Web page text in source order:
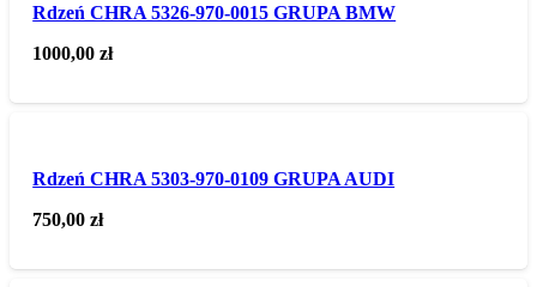
Rdzeń CHRA 5326-970-0015 GRUPA BMW
1000,00zł
Rdzeń CHRA 5303-970-0109 GRUPA AUDI
750,00zł